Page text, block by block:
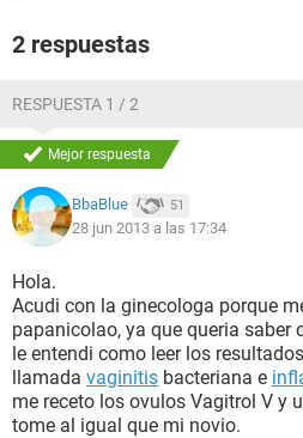
2 respuestas
RESPUESTA 1 / 2
Mejor respuesta
BbaBlue 51
28 jun 2013 a las 17:34
Hola.
Acudi con la ginecologa porque
papanicolao, ya que queria saber
le entendi como leer los
llamada vaginitis bacteriana e
me receto los ovulos Vagitrol V y
tome al igual que mi novio.